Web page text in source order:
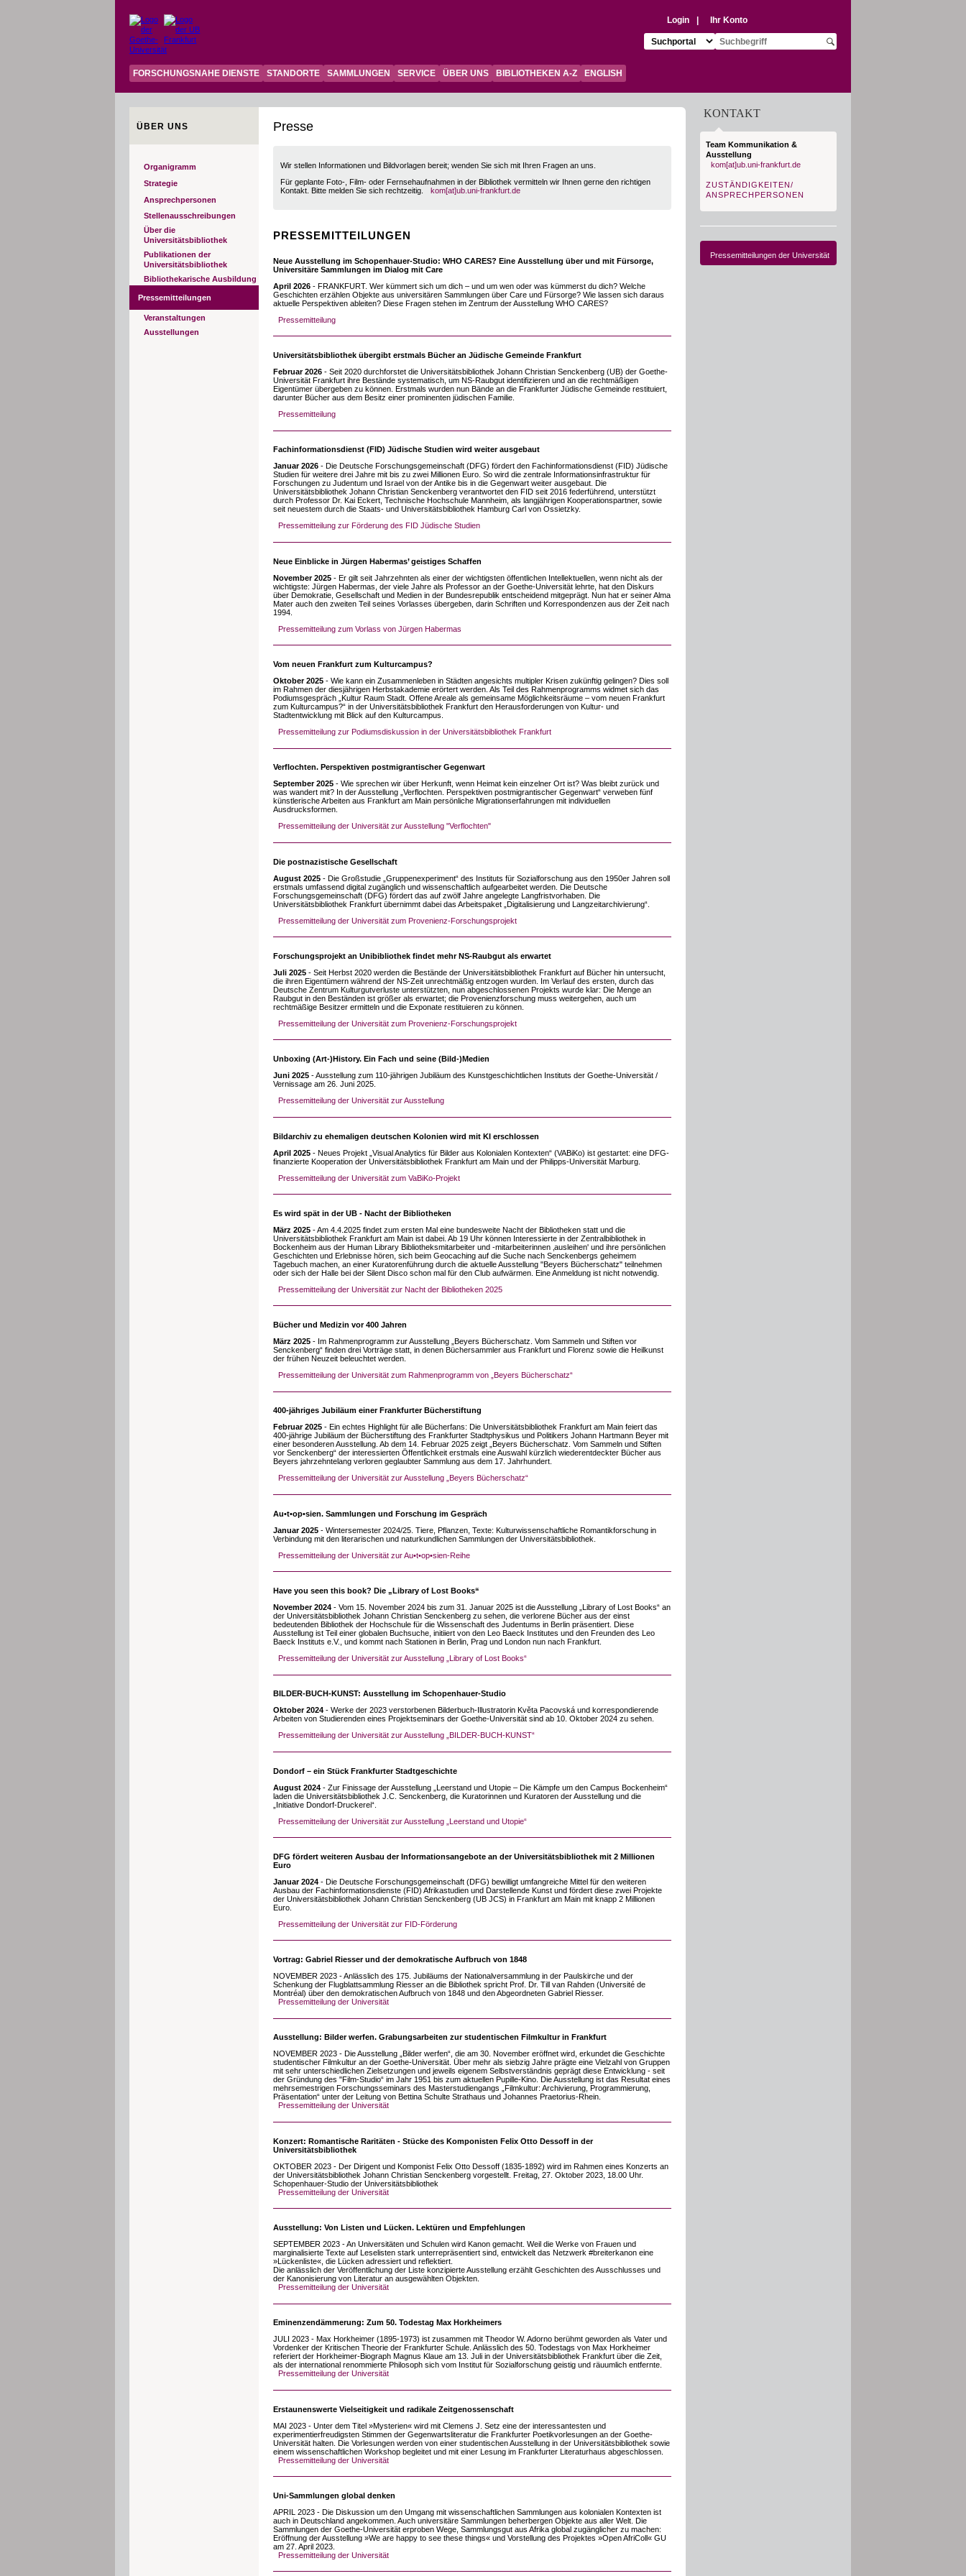
Login
Ihr Konto
Suchziel auswählen:Suchbegriff eingeben:
Suche starten
FORSCHUNGSNAHE DIENSTE STANDORTE SAMMLUNGEN SERVICE ÜBER UNS BIBLIOTHEKEN A-Z ENGLISH
ÜBER UNS
Organigramm
Strategie
Ansprechpersonen
Stellenausschreibungen
Über die
Universitätsbibliothek
Publikationen der
Universitätsbibliothek
Bibliothekarische Ausbildung
Pressemitteilungen
Veranstaltungen
Ausstellungen
Presse
Wir stellen Informationen und Bildvorlagen bereit; wenden Sie sich mit Ihren Fragen an uns.
Für geplante Foto-, Film- oder Fernsehaufnahmen in der Bibliothek vermitteln wir Ihnen gerne den richtigen
Kontakt. Bitte melden Sie sich rechtzeitig.
kom[at]ub.uni-frankfurt.de
PRESSEMITTEILUNGEN
Neue Ausstellung im Schopenhauer-Studio: WHO CARES? Eine Ausstellung über und mit Fürsorge,
Universitäre Sammlungen im Dialog mit Care
April 2026 - FRANKFURT. Wer kümmert sich um dich – und um wen oder was kümmerst du dich? Welche
Geschichten erzählen Objekte aus universitären Sammlungen über Care und Fürsorge? Wie lassen sich daraus
aktuelle Perspektiven ableiten? Diese Fragen stehen im Zentrum der Ausstellung WHO CARES?
Pressemitteilung
Universitätsbibliothek übergibt erstmals Bücher an Jüdische Gemeinde Frankfurt
Februar 2026 - Seit 2020 durchforstet die Universitätsbibliothek Johann Christian Senckenberg (UB) der Goethe-
Universität Frankfurt ihre Bestände systematisch, um NS-Raubgut identifizieren und an die rechtmäßigen
Eigentümer übergeben zu können. Erstmals wurden nun Bände an die Frankfurter Jüdische Gemeinde restituiert,
darunter Bücher aus dem Besitz einer prominenten jüdischen Familie.
Pressemitteilung
Fachinformationsdienst (FID) Jüdische Studien wird weiter ausgebaut
Januar 2026 - Die Deutsche Forschungsgemeinschaft (DFG) fördert den Fachinformationsdienst (FID) Jüdische
Studien für weitere drei Jahre mit bis zu zwei Millionen Euro. So wird die zentrale Informationsinfrastruktur für
Forschungen zu Judentum und Israel von der Antike bis in die Gegenwart weiter ausgebaut. Die
Universitätsbibliothek Johann Christian Senckenberg verantwortet den FID seit 2016 federführend, unterstützt
durch Professor Dr. Kai Eckert, Technische Hochschule Mannheim, als langjährigen Kooperationspartner, sowie
seit neuestem durch die Staats- und Universitätsbibliothek Hamburg Carl von Ossietzky.
Pressemitteilung zur Förderung des FID Jüdische Studien
Neue Einblicke in Jürgen Habermas’ geistiges Schaffen
November 2025 - Er gilt seit Jahrzehnten als einer der wichtigsten öffentlichen Intellektuellen, wenn nicht als der
wichtigste: Jürgen Habermas, der viele Jahre als Professor an der Goethe-Universität lehrte, hat den Diskurs
über Demokratie, Gesellschaft und Medien in der Bundesrepublik entscheidend mitgeprägt. Nun hat er seiner Alma
Mater auch den zweiten Teil seines Vorlasses übergeben, darin Schriften und Korrespondenzen aus der Zeit nach
1994.
Pressemitteilung zum Vorlass von Jürgen Habermas
Vom neuen Frankfurt zum Kulturcampus?
Oktober 2025 - Wie kann ein Zusammenleben in Städten angesichts multipler Krisen zukünftig gelingen? Dies soll
im Rahmen der diesjährigen Herbstakademie erörtert werden. Als Teil des Rahmenprogramms widmet sich das
Podiumsgespräch „Kultur Raum Stadt. Offene Areale als gemeinsame Möglichkeitsräume – vom neuen Frankfurt
zum Kulturcampus?“ in der Universitätsbibliothek Frankfurt den Herausforderungen von Kultur- und
Stadtentwicklung mit Blick auf den Kulturcampus.
Pressemitteilung zur Podiumsdiskussion in der Universitätsbibliothek Frankfurt
Verflochten. Perspektiven postmigrantischer Gegenwart
September 2025 - Wie sprechen wir über Herkunft, wenn Heimat kein einzelner Ort ist? Was bleibt zurück und
was wandert mit? In der Ausstellung „Verflochten. Perspektiven postmigrantischer Gegenwart“ verweben fünf
künstlerische Arbeiten aus Frankfurt am Main persönliche Migrationserfahrungen mit individuellen
Ausdrucksformen.
Pressemitteilung der Universität zur Ausstellung "Verflochten"
Die postnazistische Gesellschaft
August 2025 - Die Großstudie „Gruppenexperiment“ des Instituts für Sozialforschung aus den 1950er Jahren soll
erstmals umfassend digital zugänglich und wissenschaftlich aufgearbeitet werden. Die Deutsche
Forschungsgemeinschaft (DFG) fördert das auf zwölf Jahre angelegte Langfristvorhaben. Die
Universitätsbibliothek Frankfurt übernimmt dabei das Arbeitspaket „Digitalisierung und Langzeitarchivierung“.
Pressemitteilung der Universität zum Provenienz-Forschungsprojekt
Forschungsprojekt an Unibibliothek findet mehr NS-Raubgut als erwartet
Juli 2025 - Seit Herbst 2020 werden die Bestände der Universitätsbibliothek Frankfurt auf Bücher hin untersucht,
die ihren Eigentümern während der NS-Zeit unrechtmäßig entzogen wurden. Im Verlauf des ersten, durch das
Deutsche Zentrum Kulturgutverluste unterstützten, nun abgeschlossenen Projekts wurde klar: Die Menge an
Raubgut in den Beständen ist größer als erwartet; die Provenienzforschung muss weitergehen, auch um
rechtmäßige Besitzer ermitteln und die Exponate restituieren zu können.
Pressemitteilung der Universität zum Provenienz-Forschungsprojekt
Unboxing (Art-)History. Ein Fach und seine (Bild-)Medien
Juni 2025 - Ausstellung zum 110-jährigen Jubiläum des Kunstgeschichtlichen Instituts der Goethe-Universität /
Vernissage am 26. Juni 2025.
Pressemitteilung der Universität zur Ausstellung
Bildarchiv zu ehemaligen deutschen Kolonien wird mit KI erschlossen
April 2025 - Neues Projekt „Visual Analytics für Bilder aus Kolonialen Kontexten“ (VABiKo) ist gestartet: eine DFG-
finanzierte Kooperation der Universitätsbibliothek Frankfurt am Main und der Philipps-Universität Marburg.
Pressemitteilung der Universität zum VaBiKo-Projekt
Es wird spät in der UB - Nacht der Bibliotheken
März 2025 - Am 4.4.2025 findet zum ersten Mal eine bundesweite Nacht der Bibliotheken statt und die
Universitätsbibliothek Frankfurt am Main ist dabei. Ab 19 Uhr können Interessierte in der Zentralbibliothek in
Bockenheim aus der Human Library Bibliotheksmitarbeiter und -mitarbeiterinnen ‚ausleihen' und ihre persönlichen
Geschichten und Erlebnisse hören, sich beim Geocaching auf die Suche nach Senckenbergs geheimem
Tagebuch machen, an einer Kuratorenführung durch die aktuelle Ausstellung "Beyers Bücherschatz" teilnehmen
oder sich der Halle bei der Silent Disco schon mal für den Club aufwärmen. Eine Anmeldung ist nicht notwendig.
Pressemitteilung der Universität zur Nacht der Bibliotheken 2025
Bücher und Medizin vor 400 Jahren
März 2025 - Im Rahmenprogramm zur Ausstellung „Beyers Bücherschatz. Vom Sammeln und Stiften vor
Senckenberg“ finden drei Vorträge statt, in denen Büchersammler aus Frankfurt und Florenz sowie die Heilkunst
der frühen Neuzeit beleuchtet werden.
Pressemitteilung der Universität zum Rahmenprogramm von „Beyers Bücherschatz“
400-jähriges Jubiläum einer Frankfurter Bücherstiftung
Februar 2025 - Ein echtes Highlight für alle Bücherfans: Die Universitätsbibliothek Frankfurt am Main feiert das
400-jährige Jubiläum der Bücherstiftung des Frankfurter Stadtphysikus und Politikers Johann Hartmann Beyer mit
einer besonderen Ausstellung. Ab dem 14. Februar 2025 zeigt „Beyers Bücherschatz. Vom Sammeln und Stiften
vor Senckenberg“ der interessierten Öffentlichkeit erstmals eine Auswahl kürzlich wiederentdeckter Bücher aus
Beyers jahrzehntelang verloren geglaubter Sammlung aus dem 17. Jahrhundert.
Pressemitteilung der Universität zur Ausstellung „Beyers Bücherschatz“
Au•t•op•sien. Sammlungen und Forschung im Gespräch
Januar 2025 - Wintersemester 2024/25. Tiere, Pflanzen, Texte: Kulturwissenschaftliche Romantikforschung in
Verbindung mit den literarischen und naturkundlichen Sammlungen der Universitätsbibliothek.
Pressemitteilung der Universität zur Au•t•op•sien-Reihe
Have you seen this book? Die „Library of Lost Books“
November 2024 - Vom 15. November 2024 bis zum 31. Januar 2025 ist die Ausstellung „Library of Lost Books“ an
der Universitätsbibliothek Johann Christian Senckenberg zu sehen, die verlorene Bücher aus der einst
bedeutenden Bibliothek der Hochschule für die Wissenschaft des Judentums in Berlin präsentiert. Diese
Ausstellung ist Teil einer globalen Buchsuche, initiiert von den Leo Baeck Institutes und den Freunden des Leo
Baeck Instituts e.V., und kommt nach Stationen in Berlin, Prag und London nun nach Frankfurt.
Pressemitteilung der Universität zur Ausstellung „Library of Lost Books“
BILDER-BUCH-KUNST: Ausstellung im Schopenhauer-Studio
Oktober 2024 - Werke der 2023 verstorbenen Bilderbuch-Illustratorin Květa Pacovská und korrespondierende
Arbeiten von Studierenden eines Projektseminars der Goethe-Universität sind ab 10. Oktober 2024 zu sehen.
Pressemitteilung der Universität zur Ausstellung „BILDER-BUCH-KUNST“
Dondorf – ein Stück Frankfurter Stadtgeschichte
August 2024 - Zur Finissage der Ausstellung „Leerstand und Utopie – Die Kämpfe um den Campus Bockenheim“
laden die Universitätsbibliothek J.C. Senckenberg, die Kuratorinnen und Kuratoren der Ausstellung und die
„Initiative Dondorf-Druckerei“.
Pressemitteilung der Universität zur Ausstellung „Leerstand und Utopie“
DFG fördert weiteren Ausbau der Informationsangebote an der Universitätsbibliothek mit 2 Millionen
Euro
Januar 2024 - Die Deutsche Forschungsgemeinschaft (DFG) bewilligt umfangreiche Mittel für den weiteren
Ausbau der Fachinformationsdienste (FID) Afrikastudien und Darstellende Kunst und fördert diese zwei Projekte
der Universitätsbibliothek Johann Christian Senckenberg (UB JCS) in Frankfurt am Main mit knapp 2 Millionen
Euro.
Pressemitteilung der Universität zur FID-Förderung
Vortrag: Gabriel Riesser und der demokratische Aufbruch von 1848
NOVEMBER 2023 - Anlässlich des 175. Jubiläums der Nationalversammlung in der Paulskirche und der
Schenkung der Flugblattsammlung Riesser an die Bibliothek spricht Prof. Dr. Till van Rahden (Université de
Montréal) über den demokratischen Aufbruch von 1848 und den Abgeordneten Gabriel Riesser.
Pressemitteilung der Universität
Ausstellung: Bilder werfen. Grabungsarbeiten zur studentischen Filmkultur in Frankfurt
NOVEMBER 2023 - Die Ausstellung „Bilder werfen“, die am 30. November eröffnet wird, erkundet die Geschichte
studentischer Filmkultur an der Goethe-Universität. Über mehr als siebzig Jahre prägte eine Vielzahl von Gruppen
mit sehr unterschiedlichen Zielsetzungen und jeweils eigenem Selbstverständnis geprägt diese Entwicklung - seit
der Gründung des "Film-Studio“ im Jahr 1951 bis zum aktuellen Pupille-Kino. Die Ausstellung ist das Resultat eines
mehrsemestrigen Forschungsseminars des Masterstudiengangs „Filmkultur: Archivierung, Programmierung,
Präsentation“ unter der Leitung von Bettina Schulte Strathaus und Johannes Praetorius-Rhein.
Pressemitteilung der Universität
Konzert: Romantische Raritäten - Stücke des Komponisten Felix Otto Dessoff in der
Universitätsbibliothek
OKTOBER 2023 - Der Dirigent und Komponist Felix Otto Dessoff (1835-1892) wird im Rahmen eines Konzerts an
der Universitätsbibliothek Johann Christian Senckenberg vorgestellt. Freitag, 27. Oktober 2023, 18.00 Uhr.
Schopenhauer-Studio der Universitätsbibliothek
Pressemitteilung der Universität
Ausstellung: Von Listen und Lücken. Lektüren und Empfehlungen
SEPTEMBER 2023 - An Universitäten und Schulen wird Kanon gemacht. Weil die Werke von Frauen und
marginalisierte Texte auf Leselisten stark unterrepräsentiert sind, entwickelt das Netzwerk #breiterkanon eine
»Lückenliste«, die Lücken adressiert und reflektiert.
Die anlässlich der Veröffentlichung der Liste konzipierte Ausstellung erzählt Geschichten des Ausschlusses und
der Kanonisierung von Literatur an ausgewählten Objekten.
Pressemitteilung der Universität
Eminenzendämmerung: Zum 50. Todestag Max Horkheimers
JULI 2023 - Max Horkheimer (1895-1973) ist zusammen mit Theodor W. Adorno berühmt geworden als Vater und
Vordenker der Kritischen Theorie der Frankfurter Schule. Anlässlich des 50. Todestags von Max Horkheimer
referiert der Horkheimer-Biograph Magnus Klaue am 13. Juli in der Universitätsbibliothek Frankfurt über die Zeit,
als der international renommierte Philosoph sich vom Institut für Sozialforschung geistig und räuumlich entfernte.
Pressemitteilung der Universität
Erstaunenswerte Vielseitigkeit und radikale Zeitgenossenschaft
MAI 2023 - Unter dem Titel »Mysterien« wird mit Clemens J. Setz eine der interessantesten und
experimentierfreudigsten Stimmen der Gegenwartsliteratur die Frankfurter Poetikvorlesungen an der Goethe-
Universität halten. Die Vorlesungen werden von einer studentischen Ausstellung in der Universitätsbibliothek sowie
einem wissenschaftlichen Workshop begleitet und mit einer Lesung im Frankfurter Literaturhaus abgeschlossen.
Pressemitteilung der Universität
Uni-Sammlungen global denken
APRIL 2023 - Die Diskussion um den Umgang mit wissenschaftlichen Sammlungen aus kolonialen Kontexten ist
auch in Deutschland angekommen. Auch universitäre Sammlungen beherbergen Objekte aus aller Welt. Die
Sammlungen der Goethe-Universität erproben Wege, Sammlungsgut aus Afrika global zugänglicher zu machen:
Eröffnung der Ausstellung »We are happy to see these things« und Vorstellung des Projektes »Open AfriColl« GU
am 27. April 2023.
Pressemitteilung der Universität
KONTAKT
Team Kommunikation &
Ausstellung
kom[at]ub.uni-frankfurt.de
ZUSTÄNDIGKEITEN/
ANSPRECHPERSONEN
Pressemitteilungen der Universität